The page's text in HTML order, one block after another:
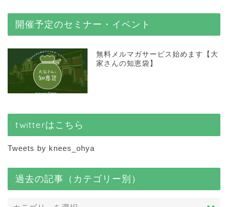
開催予定のセミナー・イベント
無料メルマガサービス始めます【大
家さんの知恵袋】
twitterはこちら
Tweets by knees_ohya
過去の記事（カテゴリー別）